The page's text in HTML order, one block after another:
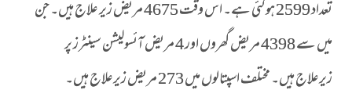
تعداد 2599 ہوگئی ہے۔ اس وقت 4675 مریض زیر علاج ہیں۔ جن
میں سے 4398 مریض گھروں اور 4 مریض آئسولیشن سینٹرز پر
زیرعلاج ہیں۔ مختلف اسپتالوں میں 273 مریض زیرعلاج ہیں۔